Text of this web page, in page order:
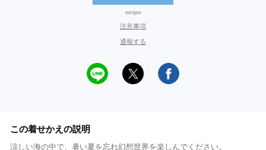
eenjee
注意事項
通報する
この着せかえの説明
涼しい海の中で、暑い夏を忘れ幻想世界を楽しんでください。